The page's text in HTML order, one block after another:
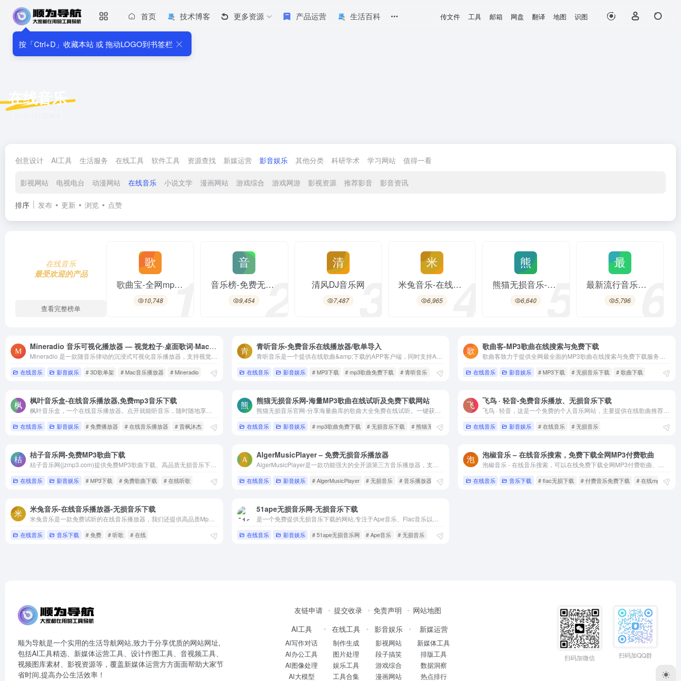
按「Ctrl+D」收藏本站 或 拖动LOGO到书签栏
首页 技术博客 更多资源 产品运营 生活百科 传文件 工具 邮箱 网盘 翻译 地图 识图
在线音乐
创意设计 AI工具 生活服务 在线工具 软件工具 资源查找 新媒运营 影音娱乐 其他分类 科研学术 学习网站 值得一看
影视网站 电视电台 动漫网站 在线音乐 小说文学 漫画网站 游戏综合 游戏网游 影视资源 推荐影音 影音资讯
排序 发布 更新 浏览 点赞
在线音乐
最受欢迎的产品
查看完整榜单
歌曲宝-全网mp3歌曲免费下载,支持音乐在线试听,无损音乐下载
10,748 1 音乐榜-免费无损音乐MP3、FLAC、WAV在线播放下载网站
9,454 2 清风DJ音乐网
7,487 3 米兔音乐-在线音乐播放器-无损音乐下载
6,965 4 熊猫无损音乐-无损音乐下载|免费音乐下载|WAV|APE|FLAC|高品质格式无损音乐免费下载网站|
6,640 5 最新流行音乐试听下载_手机下载歌曲在线听歌网站_免费音乐外链 | 爱好歌音乐网-最新音乐流行歌曲在线试听下载，手机下载歌曲、手机在线听歌、免费QQ空间音乐外链、酷我音乐下载用爱好歌音乐网。
5,796 6
7 放屁网-全网音乐MP3高品质在线免费下载、在线免费播放
8
Mineradio 音乐可视化播放器 — 视觉粒子·桌面歌词·Mac/Windows/安卓四端
在线音乐 影音娱乐 # 3D歌单架 # Mac音乐播放器 # Mineradio
青听音乐-免费音乐在线播放器/歌单导入
青听音乐是一个提供在线歌曲&amp;下载的APP客户端，同时支持Android、Windows、macOS系统。可支持四个音乐平台的曲库，并且支持四大平台歌单导入。除了在线听歌外，APP支持从标准音质到Hi-res音质的歌曲下载。在歌曲下载方面，APP普遍比网页方便一些，都是即点即下，不需要跳转到第三方网盘。
在线音乐 影音娱乐 # MP3下载 # mp3歌曲免费下载 # 青听音乐
歌曲客-MP3歌曲在线搜索与免费下载
在线音乐 影音娱乐 # MP3下载 # 无损音乐下载 # 歌曲下载
枫叶音乐盒-在线音乐播放器,免费mp3音乐下载
在线音乐 影音娱乐 # 免费播放器 # 在线音乐播放器 # 昔枫沐杰
熊猫无损音乐网-海量MP3歌曲在线试听及免费下载网站
熊猫无损音乐官网-分享海量曲库的歌曲大全免费在线试听。一键获取高品质MP3歌曲与无损音乐格式，曲库完整、每日更新、试听流畅，无需注册，是音乐发烧友必备的宝藏网站！
在线音乐 影音娱乐 # mp3歌曲免费下载 # 无损音乐下载 # 熊猫无损音乐
飞鸟 · 轻音-免费音乐播放、无损音乐下载
在线音乐 影音娱乐 # 在线音乐 # 无损音乐
桔子音乐网-免费MP3歌曲下载
在线音乐 影音娱乐 # MP3下载 # 免费歌曲下载 # 在线听歌
AlgerMusicPlayer – 免费无损音乐播放器
在线音乐 影音娱乐 # AlgerMusicPlayer # 无损音乐 # 音乐播放器
泡椒音乐 – 在线音乐搜索，免费下载全网MP3付费歌曲
在线音乐 音乐下载 # flac无损下载 # 付费音乐免费下载 # 在线mp3网盘
米兔音乐-在线音乐播放器-无损音乐下载
在线音乐 音乐下载 # 免费 # 听歌 # 在线
51ape无损音乐网-无损音乐下载
在线音乐 影音娱乐 # 51ape无损音乐网 # Ape音乐 # 无损音乐
顺为导航是一个实用的生活导航网站,致力于分享优质的网站网址,
包括AI工具精选、新媒体运营工具、设计作图工具、音视频工具、
视频图库素材、影视资源等，覆盖新媒体运营方方面面帮助大家节
省时间,提高办公生活效率！
友链申请 提交收录 免责声明
网站地图
AI工具
AI写作对话
AI办公工具
AI图像处理
AI大模型
在线工具
制作生成
图片处理
娱乐工具
工具合集
影音娱乐
影视网站
段子搞笑
游戏综合
漫画网站
新媒运营
新媒体工具
排版工具
数据洞察
热点排行
扫码加微信 扫码加QQ群